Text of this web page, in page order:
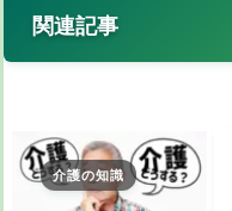
関連記事
介護の知識